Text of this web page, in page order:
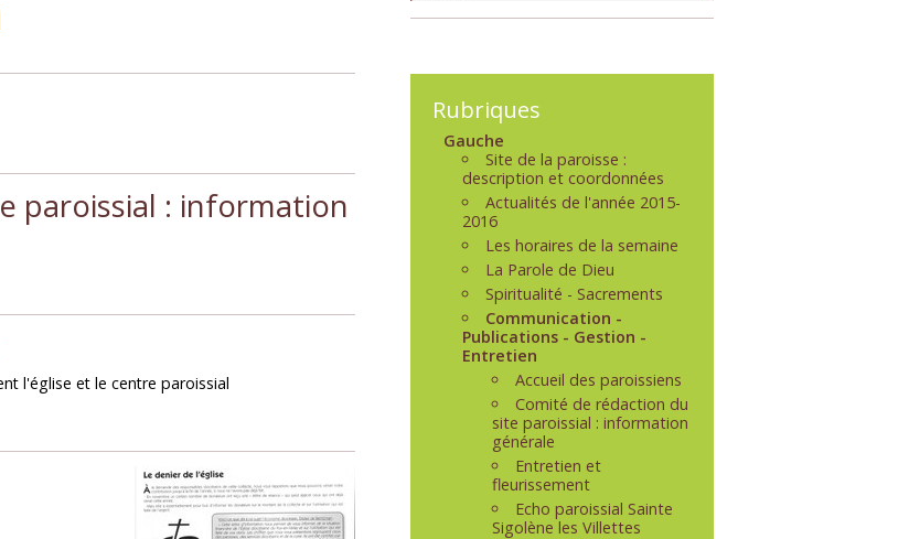
Navigation
Rubriques
Gauche
Site de la paroisse :
description et coordonnées
Actualités de l'année 2015-
2016
Les horaires de la semaine
La Parole de Dieu
Spiritualité - Sacrements
Communication -
Publications - Gestion -
Entretien
Accueil des paroissiens
Comité de rédaction du
site paroissial : information
générale
Entretien et
fleurissement
Echo paroissial Sainte
Sigolène les Villettes
paroissial : information
l'église et le centre paroissial